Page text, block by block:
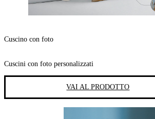
Cuscino con foto
Cuscini con foto personalizzati
VAI AL PRODOTTO